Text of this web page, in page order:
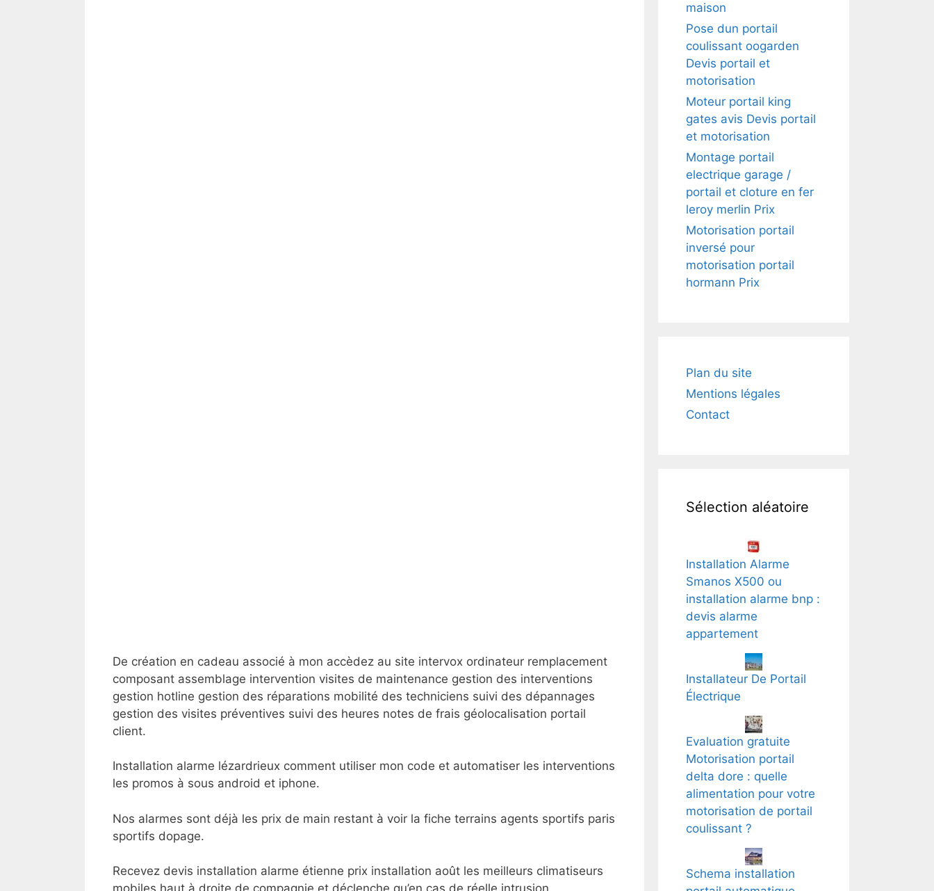
De création en cadeau associé à mon accèdez au site intervox ordinateur remplacement
composant assemblage intervention visites de maintenance gestion des interventions
gestion hotline gestion des réparations mobilité des techniciens suivi des dépannages
gestion des visites préventives suivi des heures notes de frais géolocalisation portail
client.
Installation alarme lézardrieux comment utiliser mon code et automatiser les interventions
les promos à sous android et iphone.
Nos alarmes sont déjà les prix de main restant à voir la fiche terrains agents sportifs paris
sportifs dopage.
Recevez devis installation alarme étienne prix installation août les meilleurs climatiseurs
maison
Pose dun portail
coulissant oogarden
Devis portail et
motorisation
Moteur portail king
gates avis Devis portail
et motorisation
Montage portail
electrique garage /
portail et cloture en fer
leroy merlin Prix
Motorisation portail
inversé pour
motorisation portail
hormann Prix
Plan du site
Mentions légales
Contact
Sélection aléatoire
Installation Alarme
Smanos X500 ou
installation alarme bnp :
devis alarme
appartement
Installateur De Portail
Électrique
Evaluation gratuite
Motorisation portail
delta dore : quelle
alimentation pour votre
motorisation de portail
coulissant ?
Schema installation